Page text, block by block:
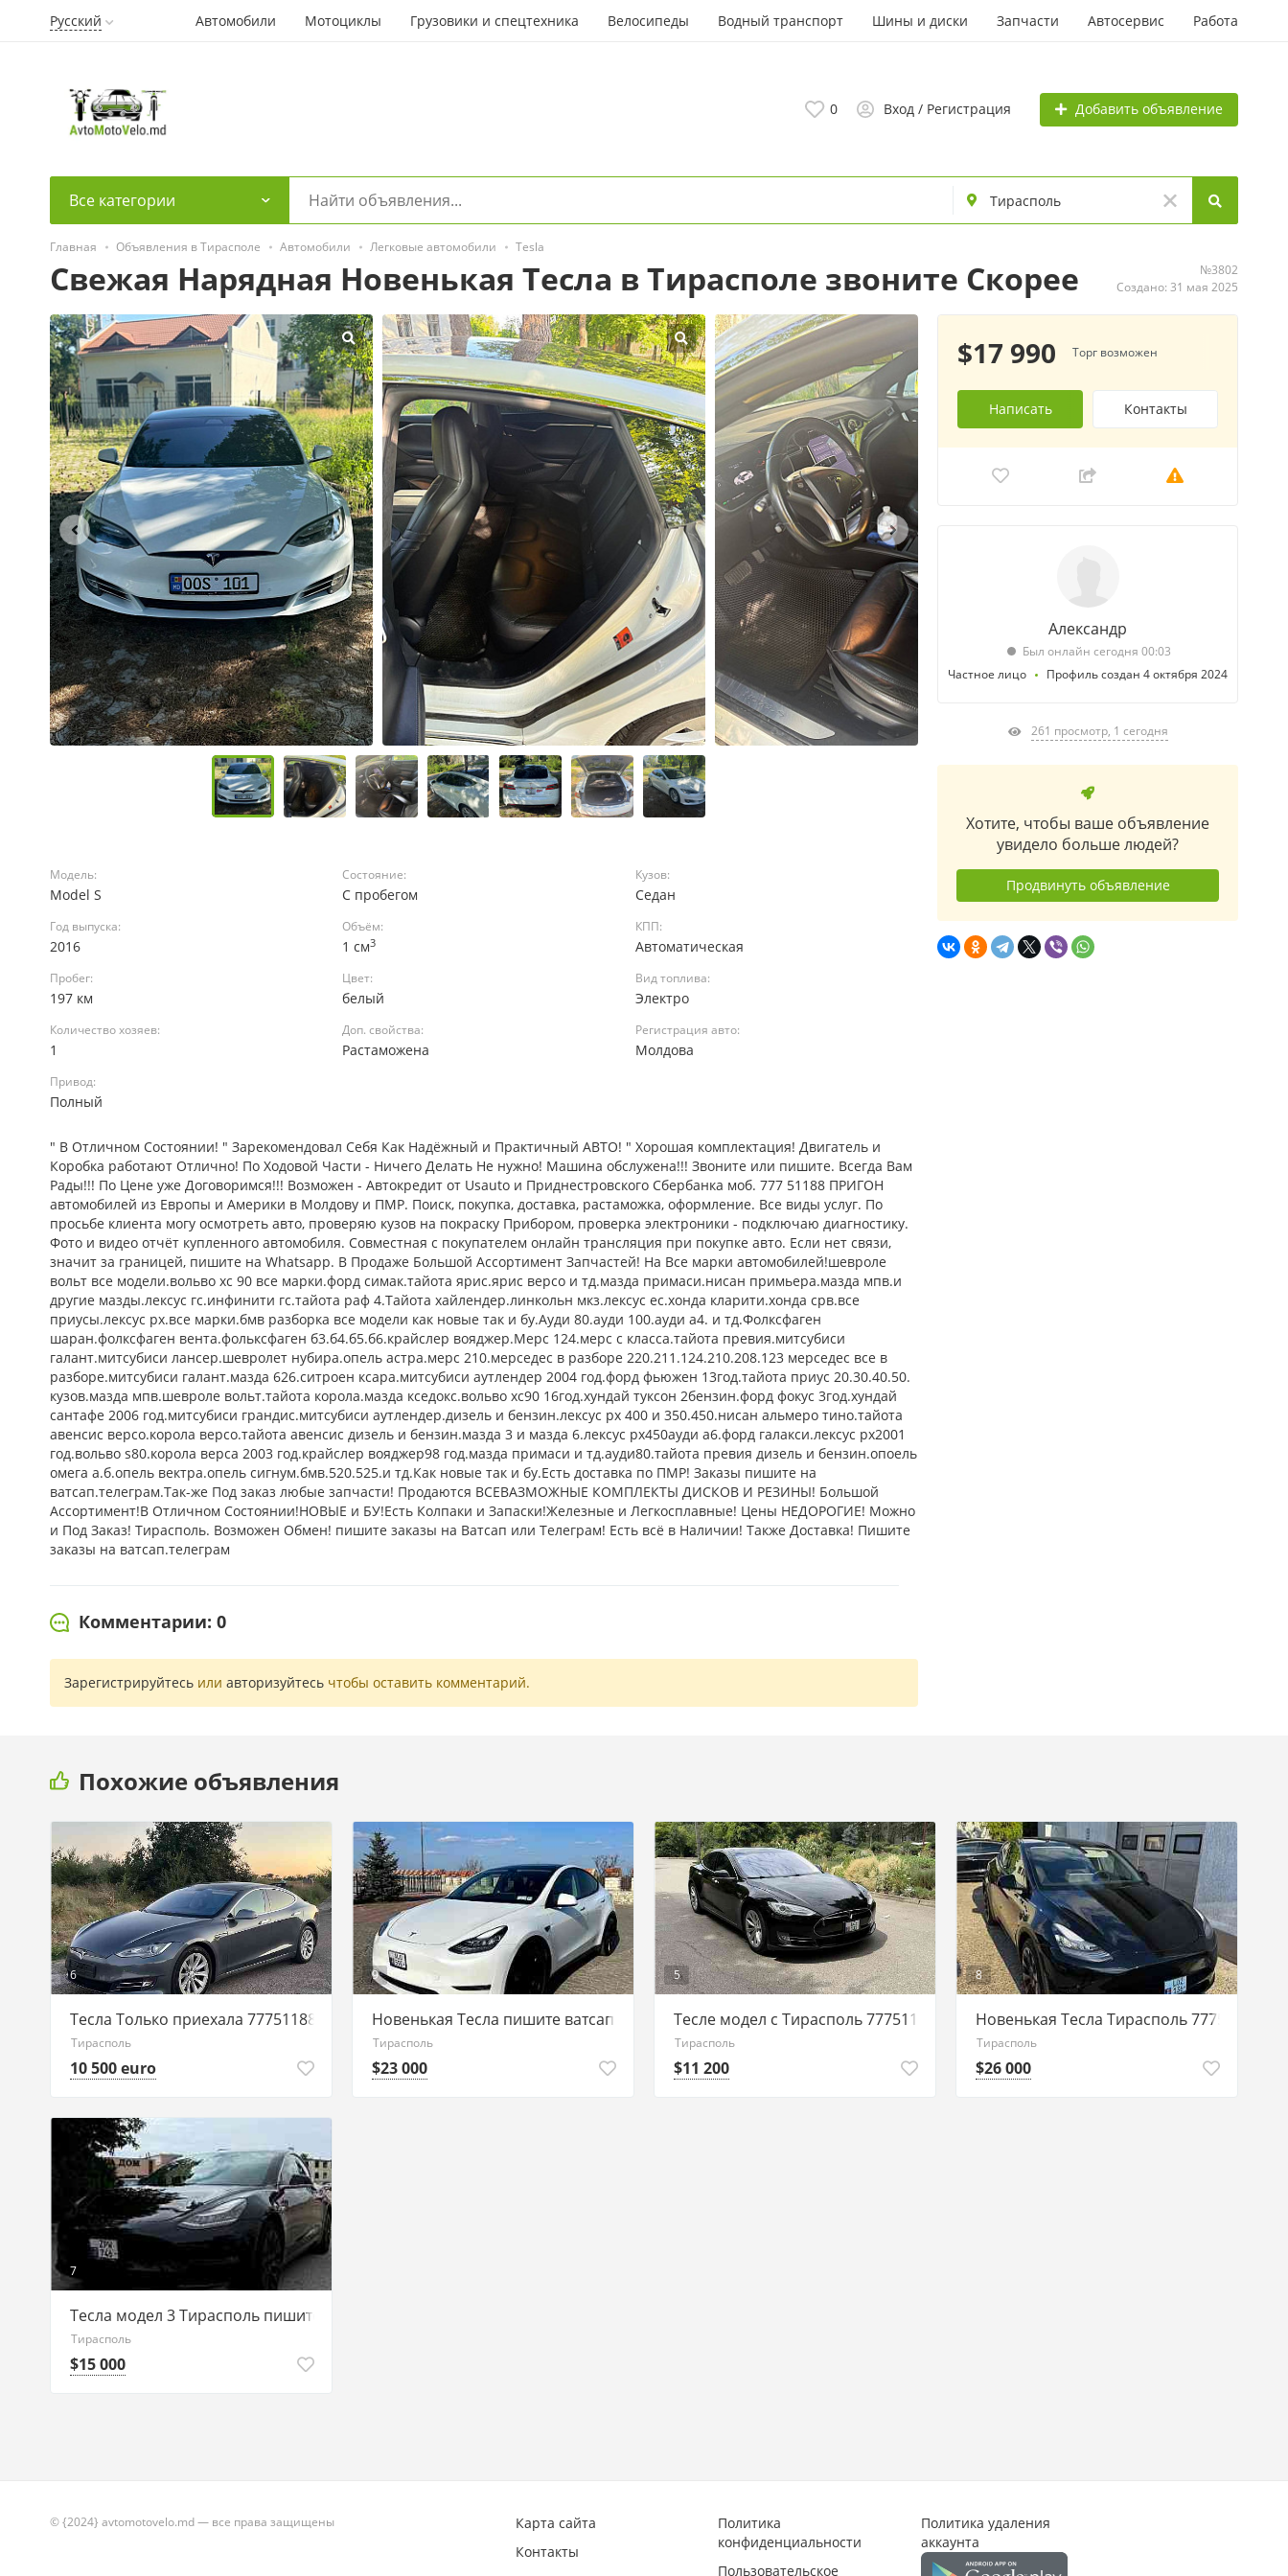
Русский Автомобили Мотоциклы Грузовики и спецтехника Велосипеды Водный транспорт Шины и диски Запчасти Автосервис Работа
0 Вход / Регистрация Добавить объявление
Все категории
Главная Объявления в Тирасполе Автомобили Легковые автомобили Tesla
Свежая Нарядная Новенькая Тесла в Тирасполе звоните Скорее
№3802
Создано: 31 мая 2025
Модель:
Model S
Состояние:
С пробегом
Кузов:
Седан
Год выпуска:
2016
Объём:
1 см3
КПП:
Автоматическая
Пробег:
197 км
Цвет:
белый
Вид топлива:
Электро
Количество хозяев:
1
Доп. свойства:
Растаможена
Регистрация авто:
Молдова
Привод:
Полный
" В Отличном Состоянии! " Зарекомендовал Себя Как Надёжный и Практичный АВТО! " Хорошая комплектация! Двигатель и
Коробка работают Отлично! По Ходовой Части - Ничего Делать Не нужно! Машина обслужена!!! Звоните или пишите. Всегда Вам
Рады!!! По Цене уже Договоримся!!! Возможен - Автокредит от Usauto и Приднестровского Сбербанка моб. 777 51188 ПРИГОН
автомобилей из Европы и Америки в Молдову и ПМР. Поиск, покупка, доставка, растаможка, оформление. Все виды услуг. По
просьбе клиента могу осмотреть авто, проверяю кузов на покраску Прибором, проверка электроники - подключаю диагностику.
Фото и видео отчёт купленного автомобиля. Совместная с покупателем онлайн трансляция при покупке авто. Если нет связи,
значит за границей, пишите на Whatsapp. В Продаже Большой Ассортимент Запчастей! На Все марки автомобилей!шевроле
вольт все модели.вольво хс 90 все марки.форд симак.тайота ярис.ярис версо и тд.мазда примаси.нисан примьера.мазда мпв.и
другие мазды.лексус гс.инфинити гс.тайота раф 4.Тайота хайлендер.линкольн мкз.лексус ес.хонда кларити.хонда срв.все
приусы.лексус рх.все марки.бмв разборка все модели как новые так и бу.Ауди 80.ауди 100.ауди а4. и тд.Фолксфаген
шаран.фолксфаген вента.фольксфаген б3.б4.б5.б6.крайслер вояджер.Мерс 124.мерс с класса.тайота превия.митсубиси
галант.митсубиси лансер.шевролет нубира.опель астра.мерс 210.мерседес в разборе 220.211.124.210.208.123 мерседес все в
разборе.митсубиси галант.мазда 626.ситроен ксара.митсубиси аутлендер 2004 год.форд фьюжен 13год.тайота приус 20.30.40.50.
кузов.мазда мпв.шевроле вольт.тайота корола.мазда кседокс.вольво хс90 16год.хундай туксон 2бензин.форд фокус 3год.хундай
сантафе 2006 год.митсубиси грандис.митсубиси аутлендер.дизель и бензин.лексус рх 400 и 350.450.нисан альмеро тино.тайота
авенсис версо.корола версо.тайота авенсис дизель и бензин.мазда 3 и мазда 6.лексус рх450ауди а6.форд галакси.лексус рх2001
год.вольво s80.корола верса 2003 год.крайслер вояджер98 год.мазда примаси и тд.ауди80.тайота превия дизель и бензин.опоель
омега а.б.опель вектра.опель сигнум.бмв.520.525.и тд.Как новые так и бу.Есть доставка по ПМР! Заказы пишите на
ватсап.телеграм.Так-же Под заказ любые запчасти! Продаются ВСЕВАЗМОЖНЫЕ КОМПЛЕКТЫ ДИСКОВ И РЕЗИНЫ! Большой
Ассортимент!В Отличном Состоянии!НОВЫЕ и БУ!Есть Колпаки и Запаски!Железные и Легкосплавные! Цены НЕДОРОГИЕ! Можно
и Под Заказ! Тирасполь. Возможен Обмен! пишите заказы на Ватсап или Телеграм! Есть всё в Наличии! Также Доставка! Пишите
заказы на ватсап.телеграм
Комментарии: 0
Зарегистрируйтесь или авторизуйтесь чтобы оставить комментарий.
$17 990 Торг возможен
Написать Контакты
Александр
Был онлайн сегодня 00:03
Частное лицо
Профиль создан 4 октября 2024
261 просмотр, 1 сегодня
Хотите, чтобы ваше объявление
увидело больше людей?
Продвинуть объявление
Похожие объявления
6
Тесла Только приехала 77751188 на ватсап пишите
Тирасполь
10 500 euro
9
Новенькая Тесла пишите ватсап 77751188
Тирасполь
$23 000
5
Тесле модел с Тирасполь 77751188 пишите
Тирасполь
$11 200
8
Новенькая Тесла Тирасполь 77751188
Тирасполь
$26 000
7
Тесла модел 3 Тирасполь пишите ватсап 77751188
Тирасполь
$15 000
© {2024} avtomotovelo.md — все права защищены
Карта сайта
Контакты
Политика
конфиденциальности
Пользовательское
Политика удаления
аккаунта